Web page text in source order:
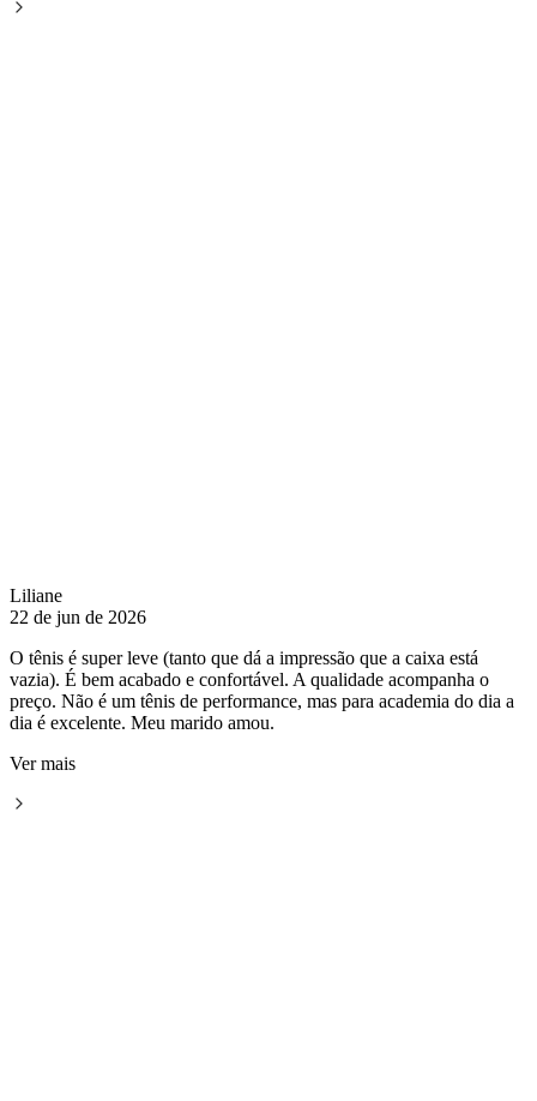
Liliane
22 de jun de 2026
O tênis é super leve (tanto que dá a impressão que a caixa está
vazia). É bem acabado e confortável. A qualidade acompanha o
preço. Não é um tênis de performance, mas para academia do dia a
dia é excelente. Meu marido amou.
Ver mais